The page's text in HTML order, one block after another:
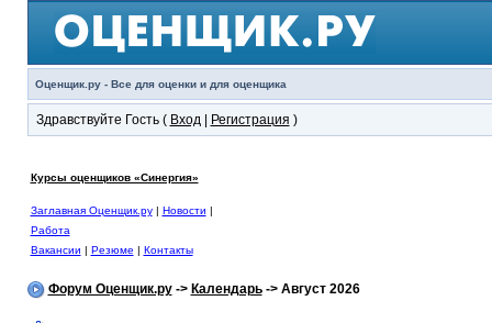
Оценщик.ру - Все для оценки и для оценщика
Здравствуйте Гость ( Вход| Регистрация )
Курсы оценщиков «Синергия»
Заглавная Оценщик.ру| Новости |
Работа
Вакансии | Резюме | Контакты
Форум Оценщик.ру-> Календарь-> Август 2026